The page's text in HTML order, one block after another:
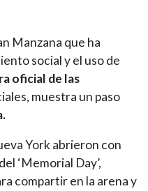
Manzana que ha
social y el uso de
oficial de las
muestra un paso
York abrieron con
‘Memorial Day’,
compartir en la arena y